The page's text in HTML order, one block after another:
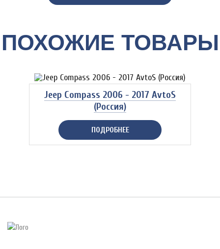
ПОХОЖИЕ ТОВАРЫ
Jeep Compass 2006 - 2017 AvtoS
(Россия)
ПОДРОБНЕЕ